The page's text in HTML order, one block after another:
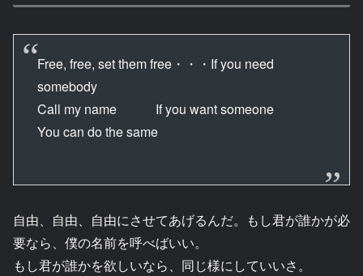
Free, free, set them free・・・If you need
somebody
Call my name If you want someone
You can do the same
自由、自由、自由にさせてあげるんだ。もし君が誰かが必
要なら、僕の名前を呼べばいい。
もし君が誰かを欲しいなら、同じ様にしていいさ。